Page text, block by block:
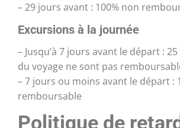
– 29 jours avant : 100% non
Excursions à la journée
– Jusqu’à 7 jours avant le départ :
du voyage ne sont pas
– 7 jours ou moins avant le départ :
remboursable
Politique de